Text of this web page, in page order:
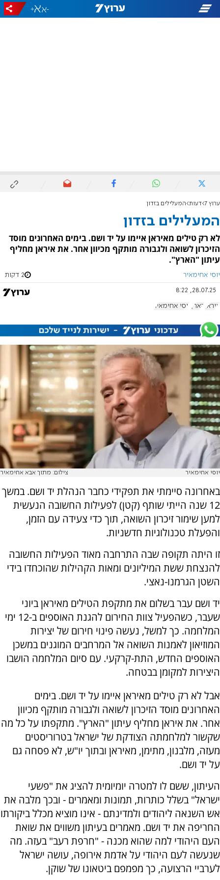
-
+
ערוץ 7 דעות המעלילים בזדון
המעלילים בזדון
לא רק טילים מאיראן איימו על יד ושם. בימים האחרונים מוסד
הזיכרון לשואה ולגבורה מותקף מכיוון אחר. את איראן מחליף
עיתון "הארץ".
יוסי אחימאיר 2 דקות
28.07.25, 8:22
איראן הארץ יוסי אחימאיר
יוסי אחימאיר צילום: מתוך אבא אחימאיר
באחרונה סיימתי את תפקידי כחבר הנהלת יד ושם. במשך
12 שנה הייתי שותף (קטן) לפעילות החשובה הנעשית
למען שימור זיכרון השואה, תוך כדי צעידה עם הזמן,
והפעלת טכנולוגיות חדשניות.
זו היתה תקופה שבה התרחבה מאוד הפעילות החשובה
להנצחת ששת המיליונים ומאות הקהילות שהוכחדו בידי
השטן הגרמנו-נאצי.
יד ושם עבר בשלום את מתקפת הטילים מאיראן ביוני
שעבר, כשהפעיל צוות החירום להגנת האוספים ב-12 ימי
המלחמה. כך למשל, נעשה פינוי חירום של יצירות
המוזיאון לאמנות השואה אל המרחבים המוגנים במשכן
האוספים החדש, התת-קרקעי. עם סיום המלחמה הושבו
היצירות למקומן בבטחה.
אבל לא רק טילים מאיראן איימו על יד ושם. בימים
האחרונים מוסד הזיכרון לשואה ולגבורה מותקף מכיוון
אחר. את איראן מחליף עיתון "הארץ". מתקפתו על כל מה
שקשור למלחמתה הצודקת של ישראל בטרוריסטים
מעזה, מלבנון, מתימן, מאיראן ובתוך יו"ש, לא פסחה גם
על יד ושם.
העיתון, ששם לו למטרה יומיומית להציג את "פשעי
ישראל" בשלל כותרות, תמונות ומאמרים - ובכך מלבה את
אש השנאה ליהודים ולמדינתם - אינו מוציא מכלל ביקורתו
החריפה את יד ושם. מאמרים בעיתון משווים את שואת
העם היהודי למה שהוא מכנה - "חרפת רעב" בעזה. מה
שנעשה לעם היהודי על אדמת אירופה, עושה ישראל
לערביי הרצועה, כך מפמפם ביטאונו של שוקן.